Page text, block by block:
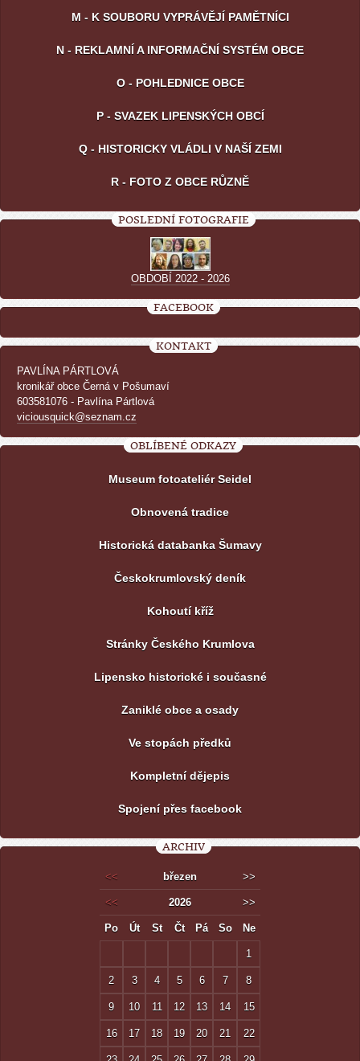
M - K SOUBORU VYPRÁVĚJÍ PAMĚTNÍCI
N - REKLAMNÍ A INFORMAČNÍ SYSTÉM OBCE
O - POHLEDNICE OBCE
P - SVAZEK LIPENSKÝCH OBCÍ
Q - HISTORICKY VLÁDLI V NAŠÍ ZEMI
R - FOTO Z OBCE RŮZNĚ
POSLEDNÍ FOTOGRAFIE
OBDOBÍ 2022 - 2026
FACEBOOK
KONTAKT
PAVLÍNA PÁRTLOVÁ
kronikář obce Černá v Pošumaví
603581076 - Pavlína Pártlová
viciousquick@seznam.cz
OBLÍBENÉ ODKAZY
Museum fotoateliér Seidel
Obnovená tradice
Historická databanka Šumavy
Českokrumlovský deník
Kohoutí kříž
Stránky Českého Krumlova
Lipensko historické i současné
Zaniklé obce a osady
Ve stopách předků
Kompletní dějepis
Spojení přes facebook
ARCHIV
<< březen >>
<< 2026 >>
Po Út St Čt Pá So Ne
1
2 3 4 5 6 7 8
9 10 11 12 13 14 15
16 17 18 19 20 21 22